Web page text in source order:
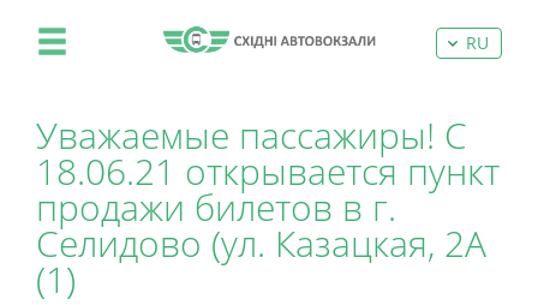
RU
Уважаемые пассажиры! С
18.06.21 открывается пункт
продажи билетов в г.
Селидово (ул. Казацкая, 2А
(1)